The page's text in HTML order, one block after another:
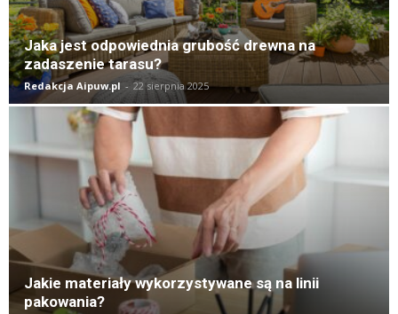
Jaka jest odpowiednia grubość drewna na
zadaszenie tarasu?
Redakcja Aipuw.pl - 22 sierpnia 2025
Jakie materiały wykorzystywane są na linii
pakowania?